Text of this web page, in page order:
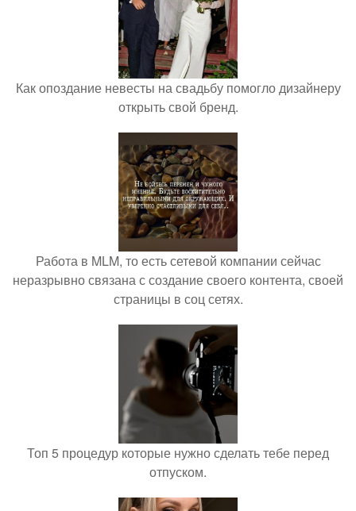
Как опоздание невесты на свадьбу помогло дизайнеру
открыть свой бренд.
Работа в MLM, то есть сетевой компании сейчас
неразрывно связана с создание своего контента, своей
страницы в соц сетях.
Топ 5 процедур которые нужно сделать тебе перед
отпуском.